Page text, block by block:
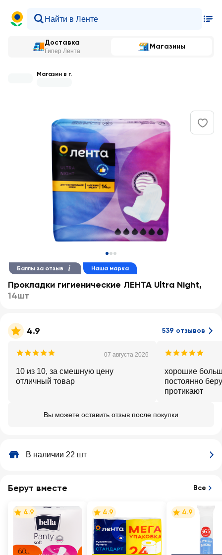
Доставка
Гипер Лента
Магазины
Магазин в г.
Баллы за отзыв Наша марка
Прокладки гигиенические ЛЕНТА Ultra Night,
14шт
4.9 539 отзывов
07 августа 2026
10 из 10, за смешную цену
отличный товар
хорошие
постоянно
протикают
Вы можете оставить отзыв после покупки
В наличии 22 шт
Берут вместе Все
4.9 4.9 4.9